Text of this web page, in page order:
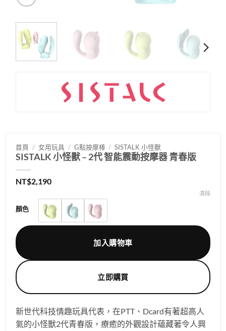
首頁 / 女用玩具 / G點按摩棒 / SISTALK 小怪獸
SISTALK 小怪獸 – 2代 智能震動按摩器 青春版
NT$2,190
顏色
清除
加入購物車
立即購買
新世代科技情趣玩具代表，在PTT、Dcard有著超高人
氣的小怪獸2代青春版，療癒的外觀設計蘊藏著令人興